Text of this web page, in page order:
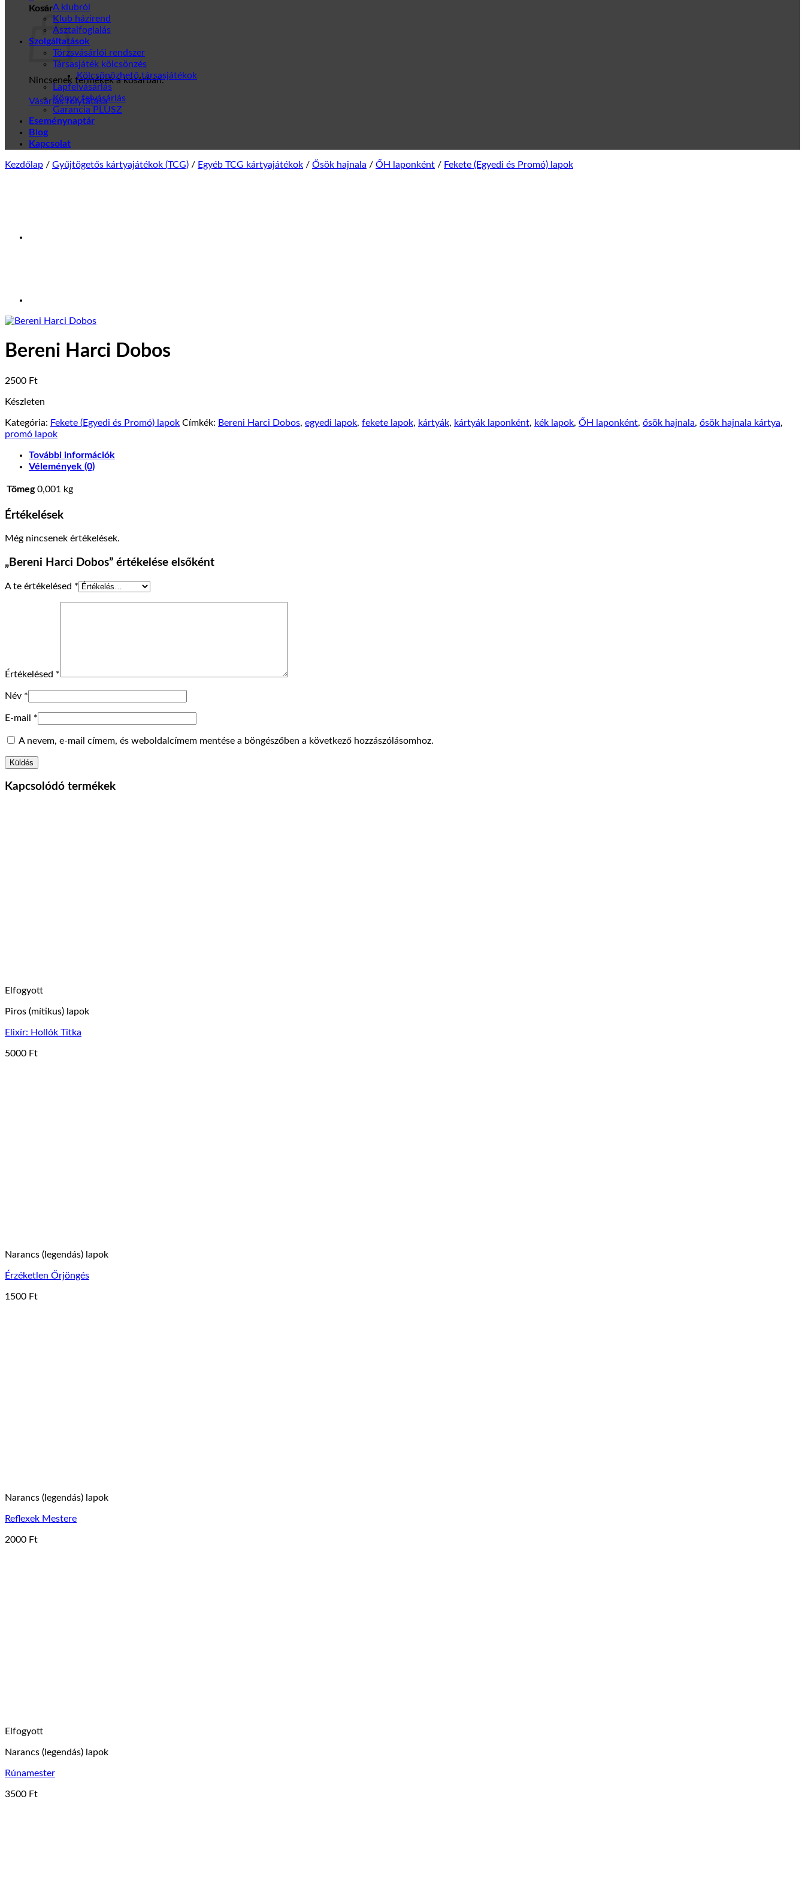
Kosár
Nincsenek termékek a kosárban.
Vásárlás folytatása
A klubról
Klub házirend
Asztalfoglalás
Szolgáltatások
Törzsvásárlói rendszer
Társasjáték kölcsönzés
Kölcsönözhető társasjátékok
Lapfelvásárlás
Könyv felvásárlás
Garancia PLUSZ
Eseménynaptár
Blog
Kapcsolat
Kezdőlap / Gyűjtögetős kártyajátékok (TCG) / Egyéb TCG kártyajátékok / Ősök hajnala / ŐH laponként / Fekete (Egyedi és Promó) lapok
Bereni Harci Dobos
2500 Ft
Készleten
Kategória: Fekete (Egyedi és Promó) lapok Címkék: Bereni Harci Dobos, egyedi lapok, fekete lapok, kártyák, kártyák laponként, kék lapok, ŐH laponként, ősök hajnala, ősök hajnala kártya,
promó lapok
További információk
Vélemények (0)
Tömeg 0,001 kg
Értékelések
Még nincsenek értékelések.
„Bereni Harci Dobos” értékelése elsőként
A te értékelésed *
Értékelésed *
Név *
E-mail *
A nevem, e-mail címem, és weboldalcímem mentése a böngészőben a következő hozzászólásomhoz.
Kapcsolódó termékek
Elfogyott
Piros (mítikus) lapok
Elixír: Hollók Titka
5000 Ft
Narancs (legendás) lapok
Érzéketlen Őrjöngés
1500 Ft
Narancs (legendás) lapok
Reflexek Mestere
2000 Ft
Elfogyott
Narancs (legendás) lapok
Rúnamester
3500 Ft